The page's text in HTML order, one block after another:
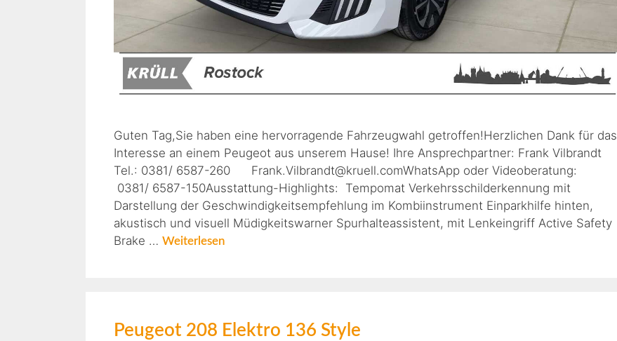
Guten Tag,Sie haben eine hervorragende Fahrzeugwahl getroffen!Herzlichen Dank für das
Interesse an einem Peugeot aus unserem Hause! Ihre Ansprechpartner: Frank Vilbrandt
Tel.: 0381/ 6587-260 Frank.Vilbrandt@kruell.comWhatsApp oder Videoberatung:
0381/ 6587-150Ausstattung-Highlights: Tempomat Verkehrsschilderkennung mit
Darstellung der Geschwindigkeitsempfehlung im Kombiinstrument Einparkhilfe hinten,
akustisch und visuell Müdigkeitswarner Spurhalteassistent, mit Lenkeingriff Active Safety
Brake … Weiterlesen
Peugeot 208 Elektro 136 Style